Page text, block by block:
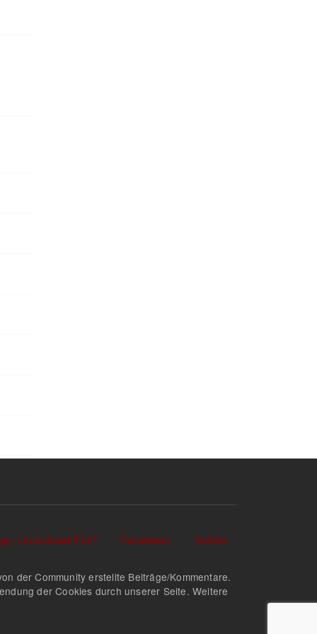
- Download PDF Facebook Twitter
der Community erstellte Beiträge/Kommentare.
der Cookies durch unserer Seite. Weitere